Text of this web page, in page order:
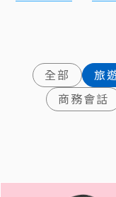
全部 旅
商務會話